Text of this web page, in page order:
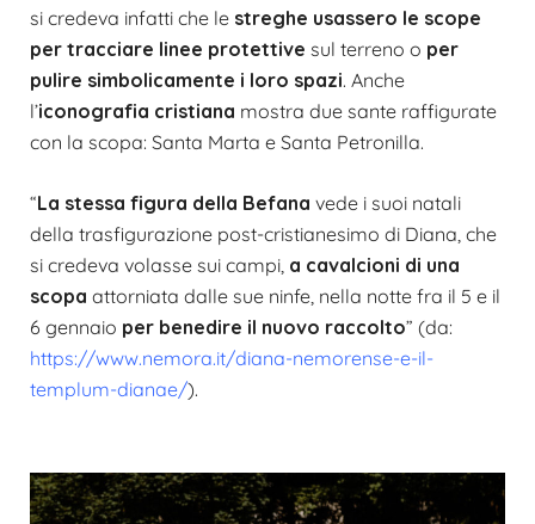
si credeva infatti che le streghe usassero le scope
per tracciare linee protettive sul terreno o per
pulire simbolicamente i loro spazi. Anche
l’iconografia cristiana mostra due sante raffigurate
con la scopa: Santa Marta e Santa Petronilla.
“La stessa figura della Befana vede i suoi natali
della trasfigurazione post-cristianesimo di Diana, che
si credeva volasse sui campi, a cavalcioni di una
scopa attorniata dalle sue ninfe, nella notte fra il 5 e il
6 gennaio per benedire il nuovo raccolto” (da:
https://www.nemora.it/diana-nemorense-e-il-
templum-dianae/).